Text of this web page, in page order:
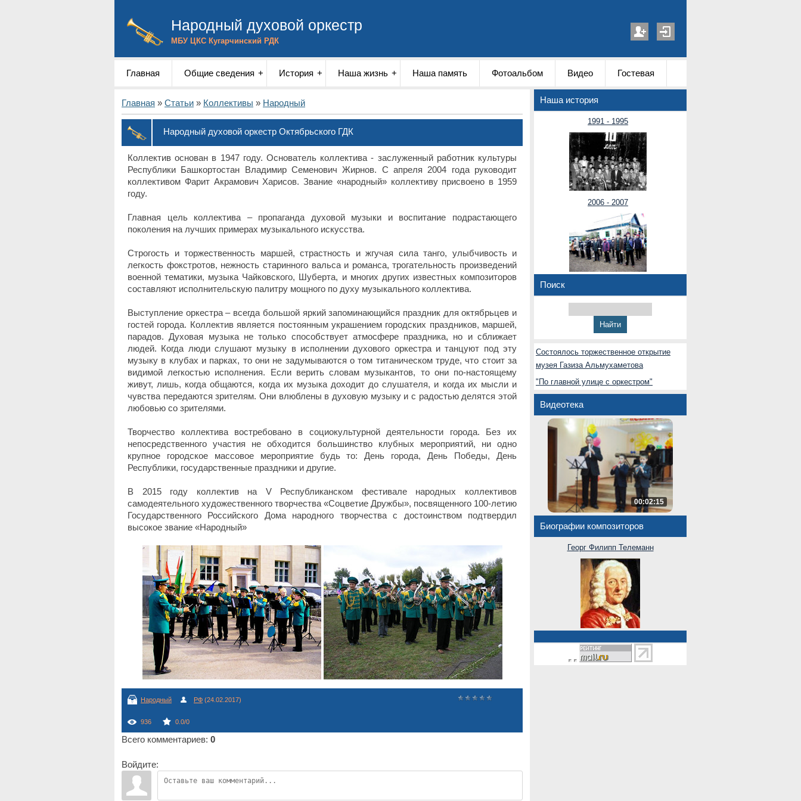
Народный духовой оркестр
МБУ ЦКС Кугарчинский РДК
Главная Общие сведения История Наша жизнь Наша память Фотоальбом Видео Гостевая
Главная » Статьи » Коллективы » Народный
Народный духовой оркестр Октябрьского ГДК
Коллектив основан в 1947 году. Основатель коллектива - заслуженный работник культуры
Республики Башкортостан Владимир Семенович Жирнов. С апреля 2004 года руководит
коллективом Фарит Акрамович Харисов. Звание «народный» коллективу присвоено в 1959
году.
Главная цель коллектива – пропаганда духовой музыки и воспитание подрастающего
поколения на лучших примерах музыкального искусства.
Строгость и торжественность маршей, страстность и жгучая сила танго, улыбчивость и
легкость фокстротов, нежность старинного вальса и романса, трогательность произведений
военной тематики, музыка Чайковского, Шуберта, и многих других известных композиторов
составляют исполнительскую палитру мощного по духу музыкального коллектива.
Выступление оркестра – всегда большой яркий запоминающийся праздник для октябрьцев и
гостей города. Коллектив является постоянным украшением городских праздников, маршей,
парадов. Духовая музыка не только способствует атмосфере праздника, но и сближает
людей. Когда люди слушают музыку в исполнении духового оркестра и танцуют под эту
музыку в клубах и парках, то они не задумываются о том титаническом труде, что стоит за
видимой легкостью исполнения. Если верить словам музыкантов, то они по-настоящему
живут, лишь, когда общаются, когда их музыка доходит до слушателя, и когда их мысли и
чувства передаются зрителям. Они влюблены в духовую музыку и с радостью делятся этой
любовью со зрителями.
Творчество коллектива востребовано в социокультурной деятельности города. Без их
непосредственного участия не обходится большинство клубных мероприятий, ни одно
крупное городское массовое мероприятие будь то: День города, День Победы, День
Республики, государственные праздники и другие.
В 2015 году коллектив на V Республиканском фестивале народных коллективов
самодеятельного художественного творчества «Соцветие Дружбы», посвященного 100-летию
Государственного Российского Дома народного творчества с достоинством подтвердил
высокое звание «Народный»
Народный РФ (24.02.2017)
936 0.0/0
Всего комментариев: 0
Войдите:
Наша история
1991 - 1995
2006 - 2007
Поиск
Состоялось торжественное открытие
музея Газиза Альмухаметова
"По главной улице с оркестром"
Видеотека
00:02:15
Биографии композиторов
Георг Филипп Телеманн